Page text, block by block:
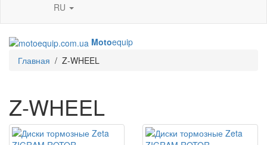
RU
Motoequip
Главная / Z-WHEEL
Z-WHEEL